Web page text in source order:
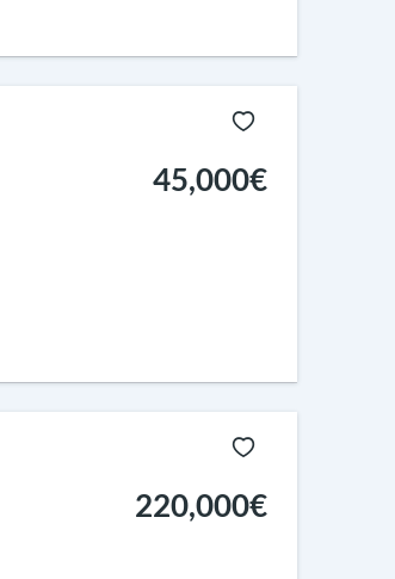
45,000€
220,000€